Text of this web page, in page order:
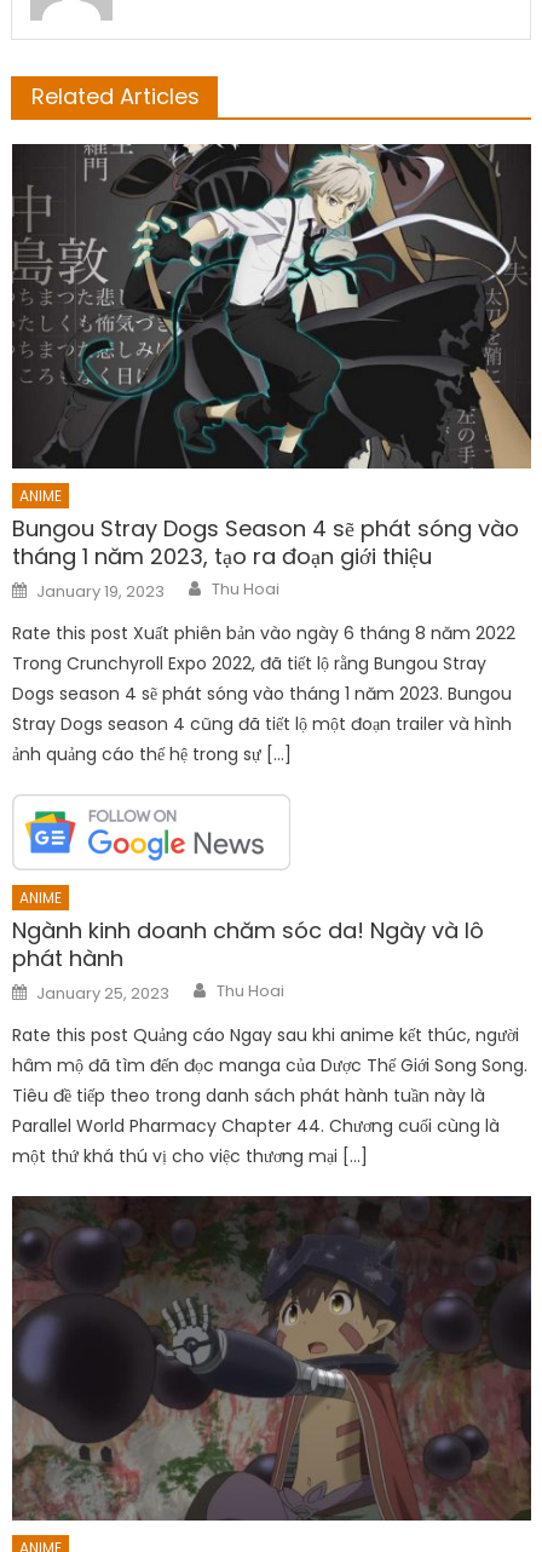
Related Articles
ANIME
Bungou Stray Dogs Season 4 sẽ phát sóng vào
tháng 1 năm 2023, tạo ra đoạn giới thiệu
Posted
on
January 19, 2023 Author
Thu Hoai
Rate this post Xuất phiên bản vào ngày 6 tháng 8 năm 2022
Trong Crunchyroll Expo 2022, đã tiết lộ rằng Bungou Stray
Dogs season 4 sẽ phát sóng vào tháng 1 năm 2023. Bungou
Stray Dogs season 4 cũng đã tiết lộ một đoạn trailer và hình
ảnh quảng cáo thế hệ trong sự […]
ANIME
Ngành kinh doanh chăm sóc da! Ngày và lô
phát hành
Posted
on
January 25, 2023 Author
Thu Hoai
Rate this post Quảng cáo Ngay sau khi anime kết thúc, người
hâm mộ đã tìm đến đọc manga của Dược Thế Giới Song Song.
Tiêu đề tiếp theo trong danh sách phát hành tuần này là
Parallel World Pharmacy Chapter 44. Chương cuối cùng là
một thứ khá thú vị cho việc thương mại […]
ANIME